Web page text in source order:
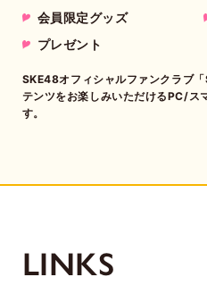
会員限定グッズ
プレゼント
SKE48オフィシャルファンクラブ
テンツをお楽しみいただけるPC/ス
す。
LINKS